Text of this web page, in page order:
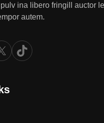
ina libero fringill auctor
autem.
TikTok